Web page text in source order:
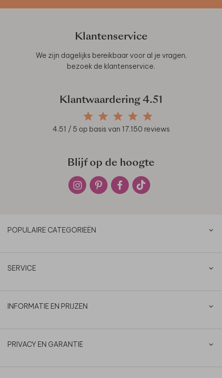
Klantenservice
We zijn dagelijks bereikbaar voor al je vragen,
bezoek de klantenservice.
Klantwaardering 4.51
4.51 / 5 op basis van 17.150 reviews
Blijf op de hoogte
POPULAIRE CATEGORIEËN
SERVICE
INFORMATIE EN PRIJZEN
PRIVACY EN GARANTIE